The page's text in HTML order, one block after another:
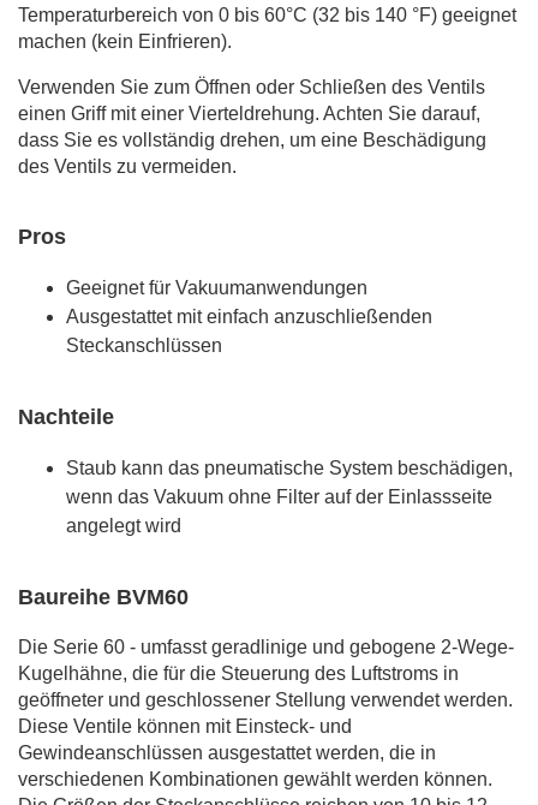
Temperaturbereich von 0 bis 60°C (32 bis 140 °F) geeignet
machen (kein Einfrieren).
Verwenden Sie zum Öffnen oder Schließen des Ventils
einen Griff mit einer Vierteldrehung. Achten Sie darauf,
dass Sie es vollständig drehen, um eine Beschädigung
des Ventils zu vermeiden.
Pros
Geeignet für Vakuumanwendungen
Ausgestattet mit einfach anzuschließenden
Steckanschlüssen
Nachteile
Staub kann das pneumatische System beschädigen,
wenn das Vakuum ohne Filter auf der Einlassseite
angelegt wird
Baureihe BVM60
Die Serie 60 - umfasst geradlinige und gebogene 2-Wege-
Kugelhähne, die für die Steuerung des Luftstroms in
geöffneter und geschlossener Stellung verwendet werden.
Diese Ventile können mit Einsteck- und
Gewindeanschlüssen ausgestattet werden, die in
verschiedenen Kombinationen gewählt werden können.